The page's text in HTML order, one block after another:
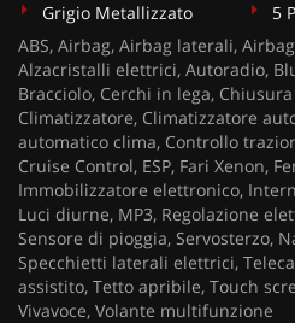
Grigio Metallizzato
5
ABS, Airbag, Airbag laterali,
Alzacristalli elettrici, Autoradio,
Bracciolo, Cerchi in lega,
Climatizzatore, Climatizzatore
automatico clima, Controllo
Cruise Control, ESP, Fari Xenon,
Immobilizzatore elettronico,
Luci diurne, MP3, Regolazione
Sensore di pioggia, Servosterzo,
Specchietti laterali elettrici,
assistito, Tetto apribile, Touch
Vivavoce, Volante multifunzione